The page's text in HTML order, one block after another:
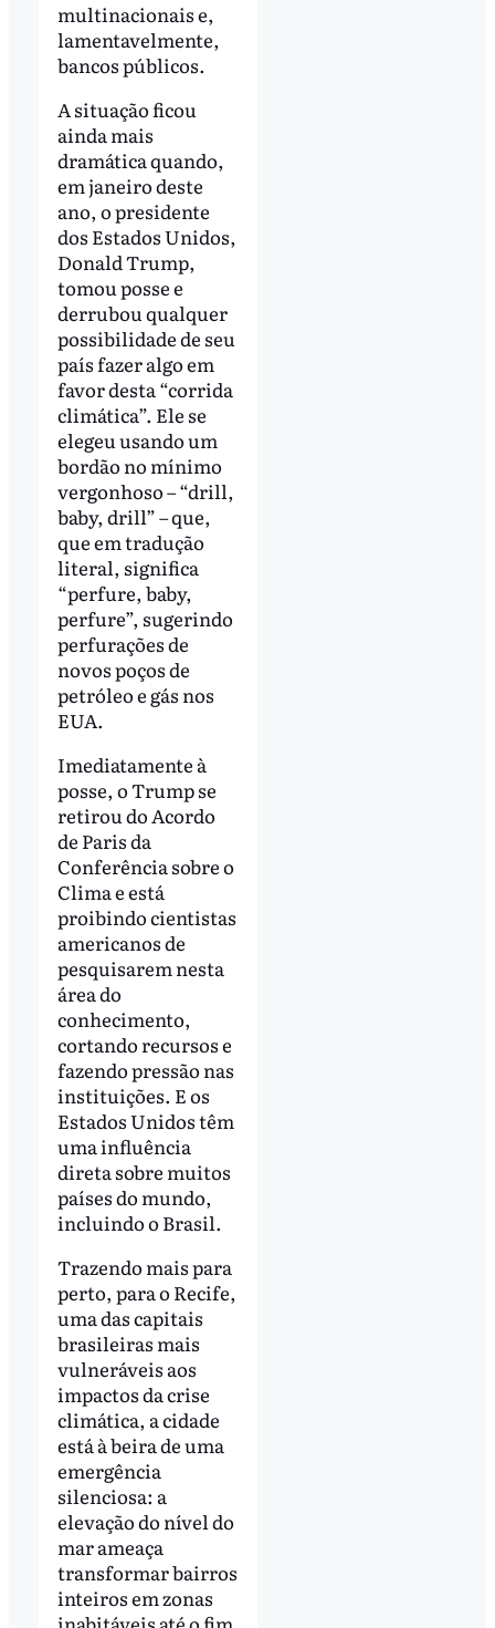
multinacionais e,
lamentavelmente,
bancos públicos.
A situação ficou
ainda mais
dramática quando,
em janeiro deste
ano, o presidente
dos Estados Unidos,
Donald Trump,
tomou posse e
derrubou qualquer
possibilidade de seu
país fazer algo em
favor desta “corrida
climática”. Ele se
elegeu usando um
bordão no mínimo
vergonhoso – “drill,
baby, drill” – que,
que em tradução
literal, significa
“perfure, baby,
perfure”, sugerindo
perfurações de
novos poços de
petróleo e gás nos
EUA.
Imediatamente à
posse, o Trump se
retirou do Acordo
de Paris da
Conferência sobre o
Clima e está
proibindo cientistas
americanos de
pesquisarem nesta
área do
conhecimento,
cortando recursos e
fazendo pressão nas
instituições. E os
Estados Unidos têm
uma influência
direta sobre muitos
países do mundo,
incluindo o Brasil.
Trazendo mais para
perto, para o Recife,
uma das capitais
brasileiras mais
vulneráveis aos
impactos da crise
climática, a cidade
está à beira de uma
emergência
silenciosa: a
elevação do nível do
mar ameaça
transformar bairros
inteiros em zonas